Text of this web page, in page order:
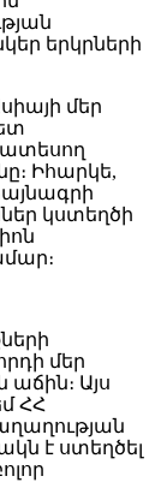
երկրների
մեր
Իհարկե,
կստեղծի
մեր
Այս
ՀՀ
է ստեղծել